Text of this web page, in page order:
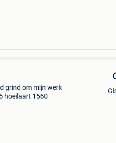
grind om mijn werk
hoeilaart 1560